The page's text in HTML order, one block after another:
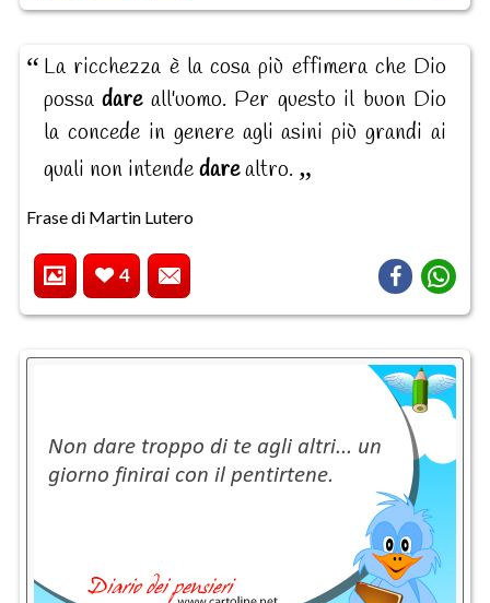
La ricchezza è la cosa più effimera che Dio
possadareall'uomo. Per questo il buon Dio
la concede in genere agli asini più grandi ai
quali non intendedarealtro.
Frase di Martin Lutero
4